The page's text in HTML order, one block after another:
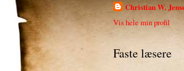
Christian W.
Vis hele min profil
Faste læsere